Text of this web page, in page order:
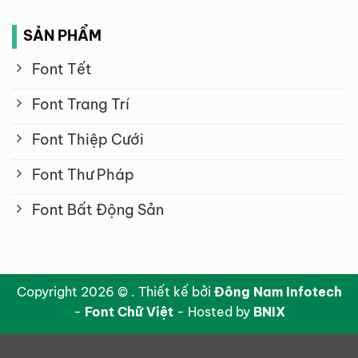
SẢN PHẨM
Font Tết
Font Trang Trí
Font Thiệp Cưới
Font Thư Pháp
Font Bất Động Sản
Copyright 2026 © . Thiết kế bởi Đông Nam Infotech
- Font Chữ Việt- Hosted by BNIX